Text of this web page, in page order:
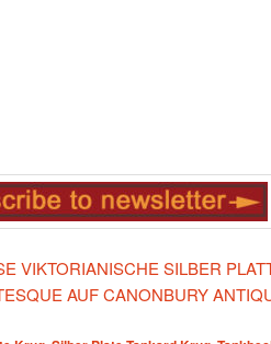
VIKTORIANISCHE SILBER
AUF CANONBURY